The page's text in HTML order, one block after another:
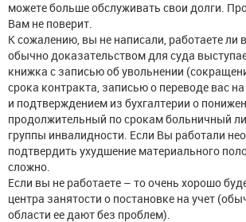
можете больше обслуживать свои долги.
Вам не поверит.
К сожалению, вы не написали, работаете ли
обычно доказательством для суда
книжка с записью об увольнении
срока контракта, записью о переводе вас
и подтверждением из бухгалтерии о
продолжительный по срокам больничный
группы инвалидности. Если Вы работали
подтвердить ухудшение материального
сложно.
Если вы не работаете – то очень хорошо
центра занятости о постановке на учет
области ее дают без проблем).